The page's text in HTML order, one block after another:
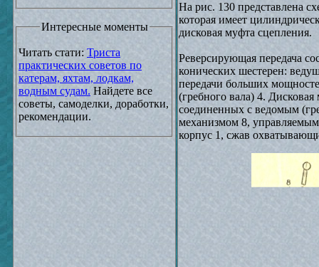
Интересные моменты
Читать стати: Триста
практических советов по
катерам, яхтам, лодкам,
водным судам.
советы, самоделки, доработки,
рекомендации.
На рис. 130 представлена
которая имеет
дисковая муфта сцепления.
Реверсирующая передача
конических шестерен:
передачи больших
(гребного вала) 4.
соединенных с ведомым
механизмом 8,
корпус 1, сжав